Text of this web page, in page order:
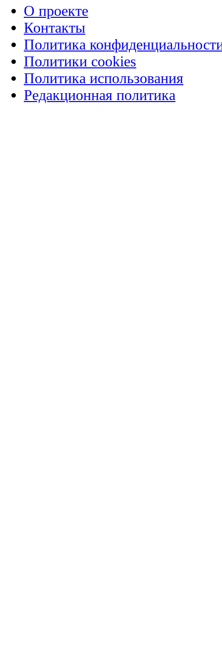
О проекте
Контакты
Политика
Политики cookies
Политика использования
Редакционная политика